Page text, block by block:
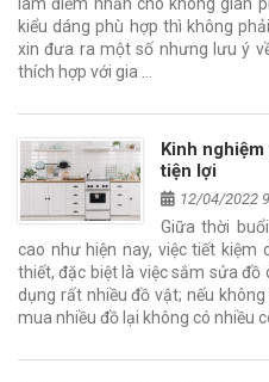
kiểu dáng phù hợp thì không
xin đưa ra một số nhưng lưu ý
thích hợp với gia …
Kinh
tiện lợi
12/04/2022
Giữa thời
cao như hiện nay, việc tiết kiệm
thiết, đặc biệt là việc sắm sửa
dụng rất nhiều đồ vật; nếu
mua nhiều đồ lại không có nhiều